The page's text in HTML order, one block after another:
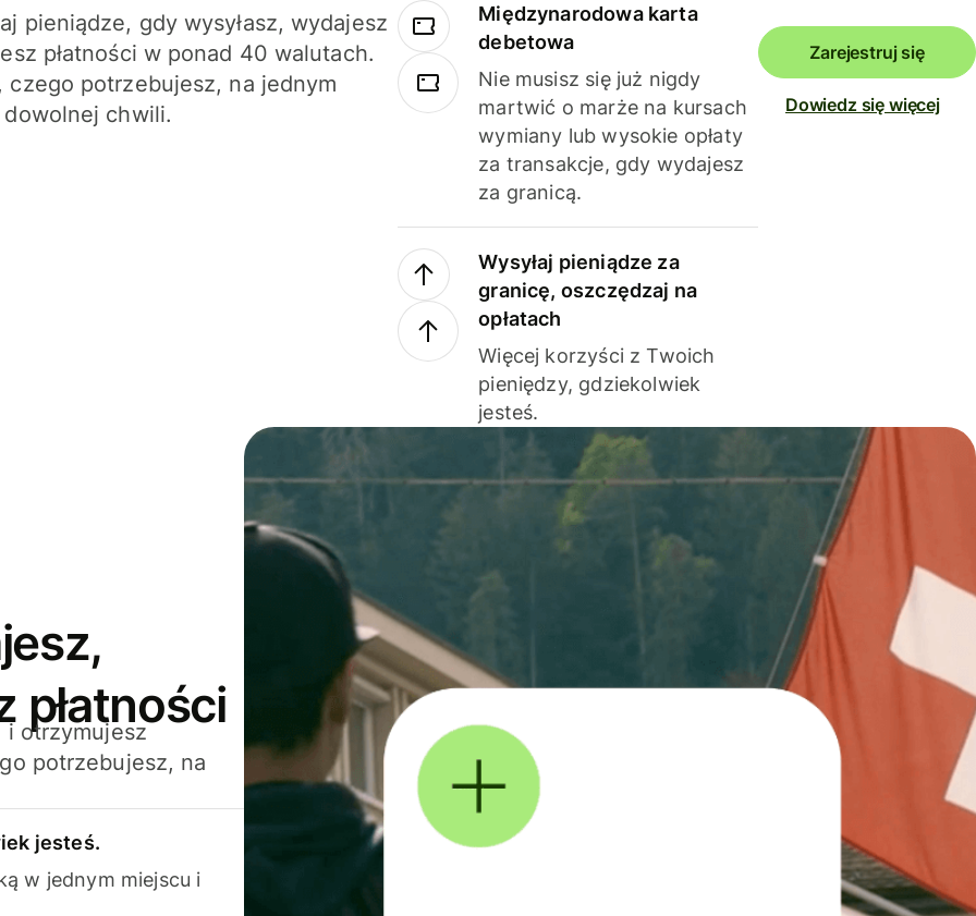
pieniądze, gdy wysyłasz, wydajesz
płatności w ponad 40 walutach.
czego potrzebujesz, na jednym
chwili.
Międzynarodowa karta
debetowa
Nie musisz się już nigdy
martwić o marże na kursach
wymiany lub wysokie opłaty
za transakcje, gdy wydajesz
za granicą.
Wysyłaj pieniądze za
granicę, oszczędzaj na
opłatach
Więcej korzyści z Twoich
pieniędzy, gdziekolwiek
jesteś.
Zarejestruj się
Dowiedz się więcej
płatności
i otrzymujesz
potrzebujesz, na
jesteś.
w jednym miejscu i